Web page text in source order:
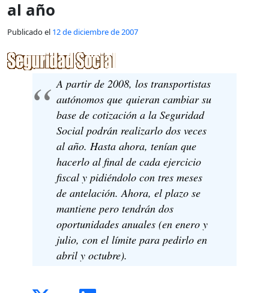
al año
Publicado el 12 de diciembre de 2007
A partir de 2008, los transportistas
autónomos que quieran cambiar su
base de cotización a la Seguridad
Social podrán realizarlo dos veces
al año. Hasta ahora, tenían que
hacerlo al final de cada ejercicio
fiscal y pidiéndolo con tres meses
de antelación. Ahora, el plazo se
mantiene pero tendrán dos
oportunidades anuales (en enero y
julio, con el límite para pedirlo en
abril y octubre).